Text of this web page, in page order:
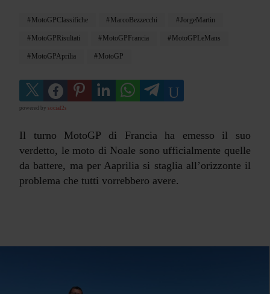
MotoGPClassifiche MarcoBezzecchi JorgeMartin
MotoGPRisultati MotoGPFrancia MotoGPLeMans
MotoGPAprilia MotoGP
powered by social2s
Il turno MotoGP di Francia ha emesso il suo
verdetto, le moto di Noale sono ufficialmente quelle
da battere, ma per Aaprilia si staglia all’orizzonte il
problema che tutti vorrebbero avere.